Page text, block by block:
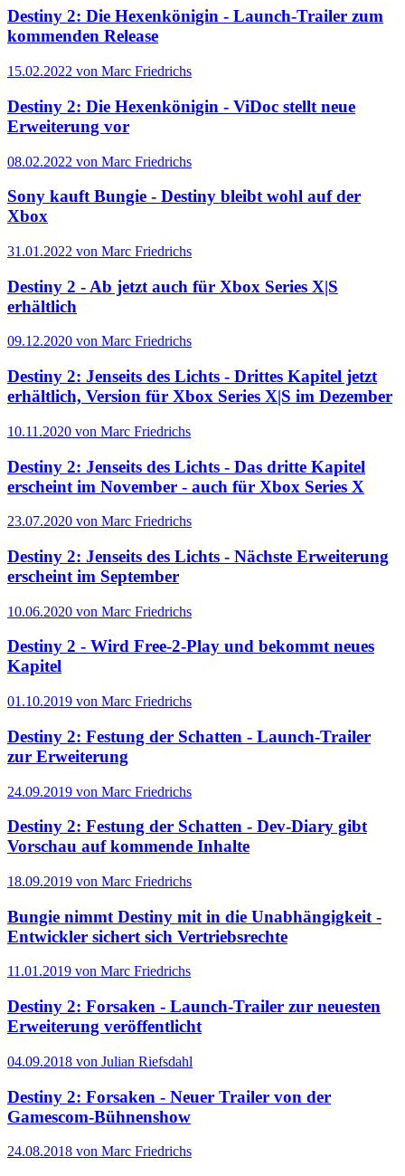
Destiny 2: Die Hexenkönigin - Launch-Trailer zum
kommenden Release
15.02.2022 von Marc Friedrichs
Destiny 2: Die Hexenkönigin - ViDoc stellt neue
Erweiterung vor
08.02.2022 von Marc Friedrichs
Sony kauft Bungie - Destiny bleibt wohl auf der
Xbox
31.01.2022 von Marc Friedrichs
Destiny 2 - Ab jetzt auch für Xbox Series X|S
erhältlich
09.12.2020 von Marc Friedrichs
Destiny 2: Jenseits des Lichts - Drittes Kapitel jetzt
erhältlich, Version für Xbox Series X|S im Dezember
10.11.2020 von Marc Friedrichs
Destiny 2: Jenseits des Lichts - Das dritte Kapitel
erscheint im November - auch für Xbox Series X
23.07.2020 von Marc Friedrichs
Destiny 2: Jenseits des Lichts - Nächste Erweiterung
erscheint im September
10.06.2020 von Marc Friedrichs
Destiny 2 - Wird Free-2-Play und bekommt neues
Kapitel
01.10.2019 von Marc Friedrichs
Destiny 2: Festung der Schatten - Launch-Trailer
zur Erweiterung
24.09.2019 von Marc Friedrichs
Destiny 2: Festung der Schatten - Dev-Diary gibt
Vorschau auf kommende Inhalte
18.09.2019 von Marc Friedrichs
Bungie nimmt Destiny mit in die Unabhängigkeit -
Entwickler sichert sich Vertriebsrechte
11.01.2019 von Marc Friedrichs
Destiny 2: Forsaken - Launch-Trailer zur neuesten
Erweiterung veröffentlicht
04.09.2018 von Julian Riefsdahl
Destiny 2: Forsaken - Neuer Trailer von der
Gamescom-Bühnenshow
24.08.2018 von Marc Friedrichs